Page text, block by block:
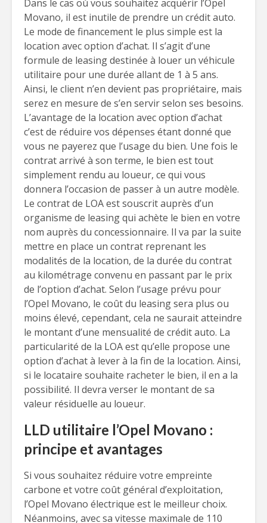
Dans le cas où vous souhaitez acquérir l’Opel
Movano, il est inutile de prendre un crédit auto.
Le mode de financement le plus simple est la
location avec option d’achat. Il s’agit d’une
formule de leasing destinée à louer un véhicule
utilitaire pour une durée allant de 1 à 5 ans.
Ainsi, le client n’en devient pas propriétaire, mais
serez en mesure de s’en servir selon ses besoins.
L’avantage de la location avec option d’achat
c’est de réduire vos dépenses étant donné que
vous ne payerez que l’usage du bien. Une fois le
contrat arrivé à son terme, le bien est tout
simplement rendu au loueur, ce qui vous
donnera l’occasion de passer à un autre modèle.
Le contrat de LOA est souscrit auprès d’un
organisme de leasing qui achète le bien en votre
nom auprès du concessionnaire. Il va par la suite
mettre en place un contrat reprenant les
modalités de la location, de la durée du contrat
au kilométrage convenu en passant par le prix
de l’option d’achat. Selon l’usage prévu pour
l’Opel Movano, le coût du leasing sera plus ou
moins élevé, cependant, cela ne saurait atteindre
le montant d’une mensualité de crédit auto. La
particularité de la LOA est qu’elle propose une
option d’achat à lever à la fin de la location. Ainsi,
si le locataire souhaite racheter le bien, il en a la
possibilité. Il devra verser le montant de sa
valeur résiduelle au loueur.
LLD utilitaire l’Opel Movano :
principe et avantages
Si vous souhaitez réduire votre empreinte
carbone et votre coût général d’exploitation,
l’Opel Movano électrique est le meilleur choix.
Néanmoins, avec sa vitesse maximale de 110